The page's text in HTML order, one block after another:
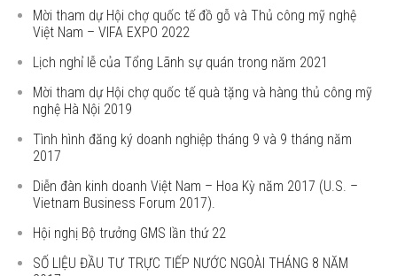
Mời tham dự Hội chợ quốc tế đồ gỗ và Thủ công mỹ nghệ
Việt Nam – VIFA EXPO 2022
Lịch nghỉ lễ của Tổng Lãnh sự quán trong năm 2021
Mời tham dự Hội chợ quốc tế quà tặng và hàng thủ công mỹ
nghệ Hà Nội 2019
Tình hình đăng ký doanh nghiệp tháng 9 và 9 tháng năm
2017
Diễn đàn kinh doanh Việt Nam – Hoa Kỳ năm 2017 (U.S. –
Vietnam Business Forum 2017).
Hội nghị Bộ trưởng GMS lần thứ 22
SỐ LIỆU ĐẦU TƯ TRỰC TIẾP NƯỚC NGOÀI THÁNG 8 NĂM